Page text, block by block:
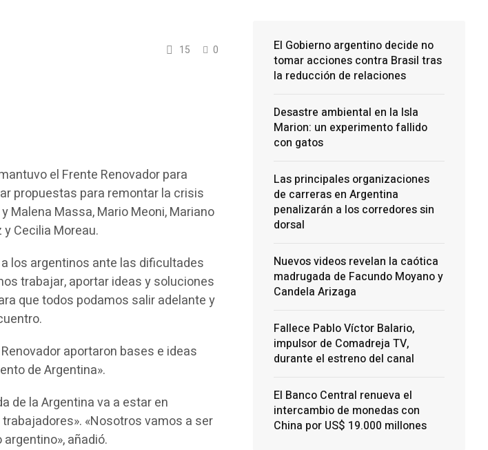
15 0
el Frente Renovador para
propuestas para remontar la crisis
Malena Massa, Mario Meoni, Mariano
Cecilia Moreau.
los argentinos ante las dificultades
trabajar, aportar ideas y soluciones
que todos podamos salir adelante y
aportaron bases e ideas
de Argentina».
de la Argentina va a estar en
«Nosotros vamos a ser
añadió.
El Gobierno argentino decide no
tomar acciones contra Brasil tras
la reducción de relaciones
Desastre ambiental en la Isla
Marion: un experimento fallido
con gatos
Las principales organizaciones
de carreras en Argentina
penalizarán a los corredores sin
dorsal
Nuevos videos revelan la caótica
madrugada de Facundo Moyano y
Candela Arizaga
Fallece Pablo Víctor Balario,
impulsor de Comadreja TV,
durante el estreno del canal
El Banco Central renueva el
intercambio de monedas con
China por US$ 19.000 millones